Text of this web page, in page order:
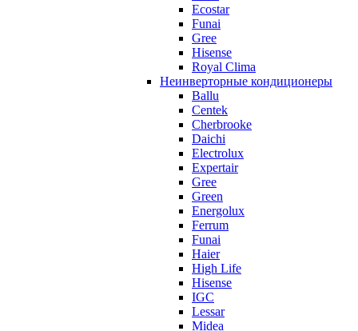
Ecostar
Funai
Gree
Hisense
Royal Clima
Неинверторные кондиционеры
Ballu
Centek
Cherbrooke
Daichi
Electrolux
Expertair
Gree
Green
Energolux
Ferrum
Funai
Haier
High Life
Hisense
IGC
Lessar
Midea